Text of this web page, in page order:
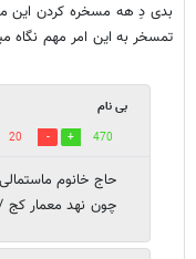
بدی دِ هه مسخره کردن این
تمسخر به این امر مهم نگاه
بی نام
470
20
حاج خانوم
چون نهد معمار کج //